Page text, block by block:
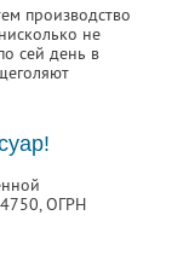
производство
не
сей день в
, ОГРН